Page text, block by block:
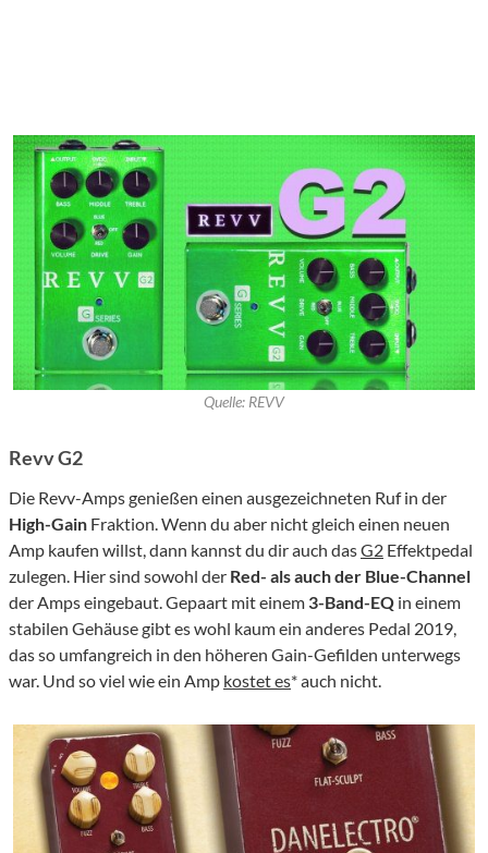
Quelle: REVV
Revv G2
Die Revv-Amps genießen einen ausgezeichneten Ruf in der
High-Gain Fraktion. Wenn du aber nicht gleich einen neuen
Amp kaufen willst, dann kannst du dir auch dasG2 Effektpedal
zulegen. Hier sind sowohl der Red- als auch der Blue-Channel
der Amps eingebaut. Gepaart mit einem 3-Band-EQ in einem
stabilen Gehäuse gibt es wohl kaum ein anderes Pedal 2019,
das so umfangreich in den höheren Gain-Gefilden unterwegs
war. Und so viel wie ein Amp kostet es* auch nicht.